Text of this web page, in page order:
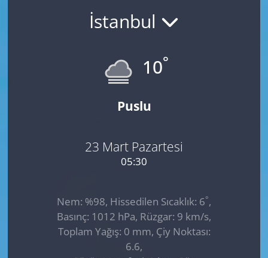
İstanbul
10°
Puslu
23 Mart Pazartesi
05:30
Nem: %98, Hissedilen Sıcaklık: 6°,
Basınç: 1012 hPa, Rüzgar: 9 km/s,
Toplam Yağış: 0 mm, Çiy Noktası:
6.6,
KÜLTÜR SANAT
SAĞLIK
SİYASET